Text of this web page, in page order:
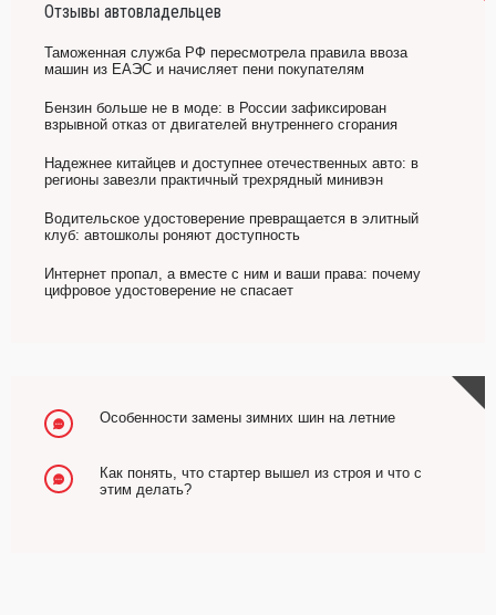
Отзывы автовладельцев
Таможенная служба РФ пересмотрела правила ввоза
машин из ЕАЭС и начисляет пени покупателям
Бензин больше не в моде: в России зафиксирован
взрывной отказ от двигателей внутреннего сгорания
Надежнее китайцев и доступнее отечественных авто: в
регионы завезли практичный трехрядный минивэн
Водительское удостоверение превращается в элитный
клуб: автошколы роняют доступность
Интернет пропал, а вместе с ним и ваши права: почему
цифровое удостоверение не спасает
Особенности замены зимних шин на летние
Как понять, что стартер вышел из строя и что с
этим делать?